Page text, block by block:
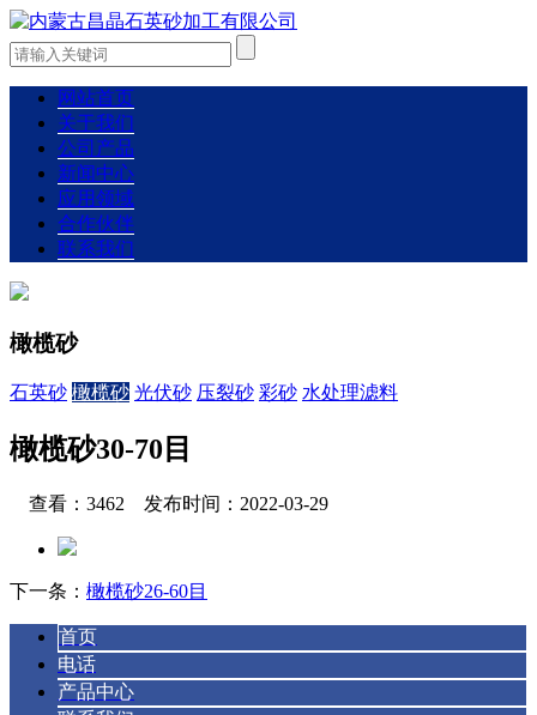
网站首页
关于我们
公司产品
新闻中心
应用领域
合作伙伴
联系我们
橄榄砂
石英砂 橄榄砂 光伏砂 压裂砂 彩砂 水处理滤料
橄榄砂30-70目
查看：3462 发布时间：2022-03-29
下一条： 橄榄砂26-60目
首页
电话
产品中心